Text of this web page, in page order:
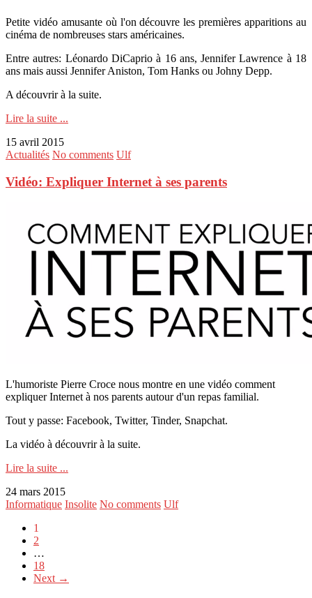
Petite vidéo amusante où l'on découvre les premières apparitions au
cinéma de nombreuses stars américaines.
Entre autres: Léonardo DiCaprio à 16 ans, Jennifer Lawrence à 18
ans mais aussi Jennifer Aniston, Tom Hanks ou Johny Depp.
A découvrir à la suite.
Lire la suite ...
15 avril 2015
Actualités No comments Ulf
Vidéo: Expliquer Internet à ses parents
L'humoriste Pierre Croce nous montre en une vidéo comment
expliquer Internet à nos parents autour d'un repas familial.
Tout y passe: Facebook, Twitter, Tinder, Snapchat.
La vidéo à découvrir à la suite.
Lire la suite ...
24 mars 2015
Informatique Insolite No comments Ulf
1
2
…
18
Next →